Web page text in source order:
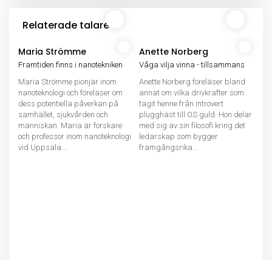
Relaterade talare
Maria Strömme
Framtiden finns i nanotekniken
Maria Strömme pionjär inom
nanoteknologi och föreläser om
dess potentiella påverkan på
samhället, sjukvården och
människan. Maria är forskare
och professor inom nanoteknologi
vid Uppsala...
Anette Norberg
Våga vilja vinna - tillsammans
Anette Norberg föreläser bland
annat om vilka drivkrafter som
tagit henne från introvert
plugghäst till OS guld. Hon delar
med sig av sin filosofi kring det
ledarskap som bygger
framgångsrika...